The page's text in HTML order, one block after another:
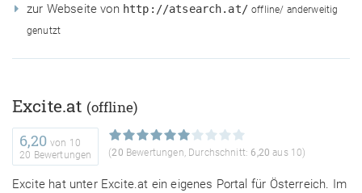
zur Webseite von http://atsearch.at/ offline/ anderweitig
genutzt
Excite.at (offline)
6,20 von 10
20 Bewertungen
(20 Bewertungen, Durchschnitt: 6,20 aus 10)
Excite hat unter Excite.at ein eigenes Portal für Österreich. Im